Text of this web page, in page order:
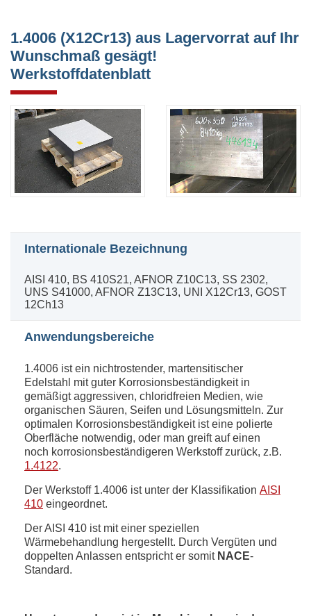
1.4006 (X12Cr13) aus Lagervorrat auf Ihr
Wunschmaß gesägt!
Werkstoffdatenblatt
Internationale Bezeichnung
AISI 410, BS 410S21, AFNOR Z10C13, SS 2302,
UNS S41000, AFNOR Z13C13, UNI X12Cr13, GOST
12Ch13
Anwendungsbereiche
1.4006 ist ein nichtrostender, martensitischer
Edelstahl mit guter Korrosionsbeständigkeit in
gemäßigt aggressiven, chloridfreien Medien, wie
organischen Säuren, Seifen und Lösungsmitteln. Zur
optimalen Korrosionsbeständigkeit ist eine polierte
Oberfläche notwendig, oder man greift auf einen
noch korrosionsbeständigeren Werkstoff zurück, z.B.
1.4122.
Der Werkstoff 1.4006 ist unter der Klassifikation AISI
410 eingeordnet.
Der AISI 410 ist mit einer speziellen
Wärmebehandlung hergestellt. Durch Vergüten und
doppelten Anlassen entspricht er somit NACE-
Standard.